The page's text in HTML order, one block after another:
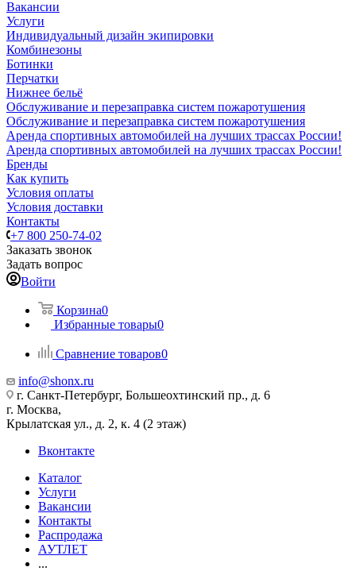
Вакансии
Услуги
Индивидуальный дизайн экипировки
Комбинезоны
Ботинки
Перчатки
Нижнее бельё
Обслуживание и перезаправка систем пожаротушения
Обслуживание и перезаправка систем пожаротушения
Аренда спортивных автомобилей на лучших трассах России!
Аренда спортивных автомобилей на лучших трассах России!
Бренды
Как купить
Условия оплаты
Условия доставки
Контакты
+7 800 250-74-02
Заказать звонок
Задать вопрос
Войти
Корзина0
Избранные товары0
Сравнение товаров0
info@shonx.ru
г. Санкт-Петербург, Большеохтинский пр., д. 6
г. Москва,
Крылатская ул., д. 2, к. 4 (2 этаж)
Вконтакте
Каталог
Услуги
Вакансии
Контакты
Распродажа
АУТЛЕТ
...